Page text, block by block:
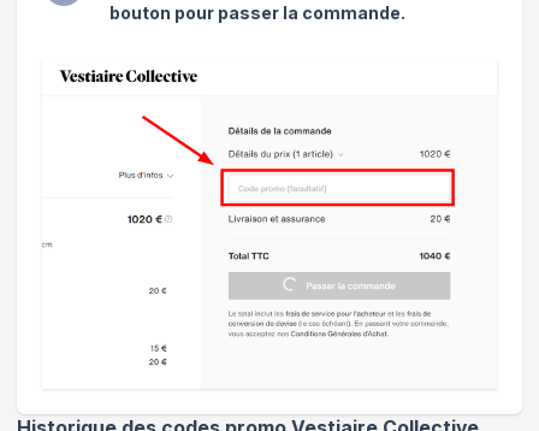
bouton pour passer la commande.